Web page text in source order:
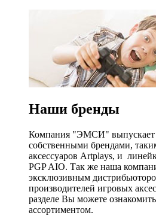
Наши бренды
Компания "ЭМСИ" выпускает
собственными брендами,
аксессуаров Artplays, и
PGP AIO. Так же наша
эксклюзивным
производителей игровых
разделе Вы можете
ассортиментом.